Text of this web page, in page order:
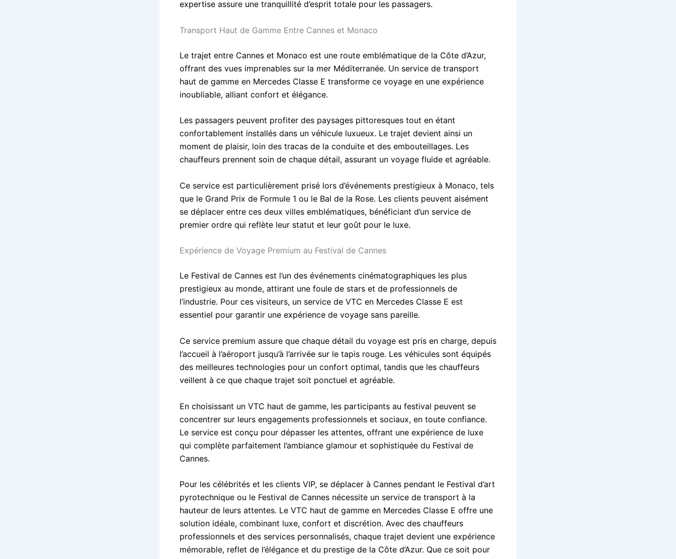
expertise assure une tranquillité d’esprit totale pour les passagers.
Transport Haut de Gamme Entre Cannes et Monaco
Le trajet entre Cannes et Monaco est une route emblématique de la Côte d’Azur,
offrant des vues imprenables sur la mer Méditerranée. Un service de transport
haut de gamme en Mercedes Classe E transforme ce voyage en une expérience
inoubliable, alliant confort et élégance.
Les passagers peuvent profiter des paysages pittoresques tout en étant
confortablement installés dans un véhicule luxueux. Le trajet devient ainsi un
moment de plaisir, loin des tracas de la conduite et des embouteillages. Les
chauffeurs prennent soin de chaque détail, assurant un voyage fluide et agréable.
Ce service est particulièrement prisé lors d’événements prestigieux à Monaco, tels
que le Grand Prix de Formule 1 ou le Bal de la Rose. Les clients peuvent aisément
se déplacer entre ces deux villes emblématiques, bénéficiant d’un service de
premier ordre qui reflète leur statut et leur goût pour le luxe.
Expérience de Voyage Premium au Festival de Cannes
Le Festival de Cannes est l’un des événements cinématographiques les plus
prestigieux au monde, attirant une foule de stars et de professionnels de
l’industrie. Pour ces visiteurs, un service de VTC en Mercedes Classe E est
essentiel pour garantir une expérience de voyage sans pareille.
Ce service premium assure que chaque détail du voyage est pris en charge, depuis
l’accueil à l’aéroport jusqu’à l’arrivée sur le tapis rouge. Les véhicules sont équipés
des meilleures technologies pour un confort optimal, tandis que les chauffeurs
veillent à ce que chaque trajet soit ponctuel et agréable.
En choisissant un VTC haut de gamme, les participants au festival peuvent se
concentrer sur leurs engagements professionnels et sociaux, en toute confiance.
Le service est conçu pour dépasser les attentes, offrant une expérience de luxe
qui complète parfaitement l’ambiance glamour et sophistiquée du Festival de
Cannes.
Pour les célébrités et les clients VIP, se déplacer à Cannes pendant le Festival d’art
pyrotechnique ou le Festival de Cannes nécessite un service de transport à la
hauteur de leurs attentes. Le VTC haut de gamme en Mercedes Classe E offre une
solution idéale, combinant luxe, confort et discrétion. Avec des chauffeurs
professionnels et des services personnalisés, chaque trajet devient une expérience
mémorable, reflet de l’élégance et du prestige de la Côte d’Azur. Que ce soit pour